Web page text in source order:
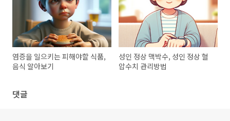
염증을 일으키는 피해야할 식품,
음식 알아보기
성인 정상 맥박수, 성인 정상 혈
압수치 관리방법
댓글